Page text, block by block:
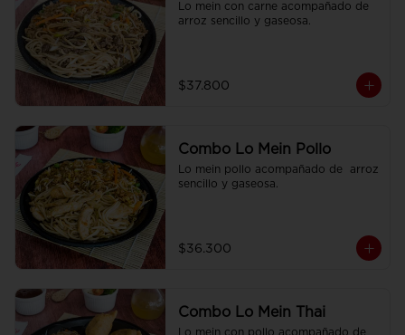
Lo mein con carne acompañado de
arroz sencillo y gaseosa.
$37.800
Combo Lo Mein Pollo
Lo mein pollo acompañado de  arroz
sencillo y gaseosa.
$36.300
Combo Lo Mein Thai
Lo mein con pollo acompañado de